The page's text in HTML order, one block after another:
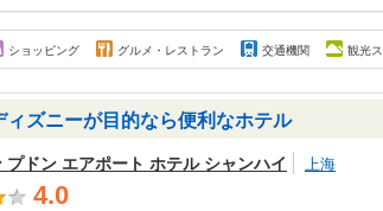
ショッピング グルメ・レストラン 交通機関 観光
ィズニーが目的なら便利なホテル
プドン エアポート ホテル シャンハイ 上海
4.0